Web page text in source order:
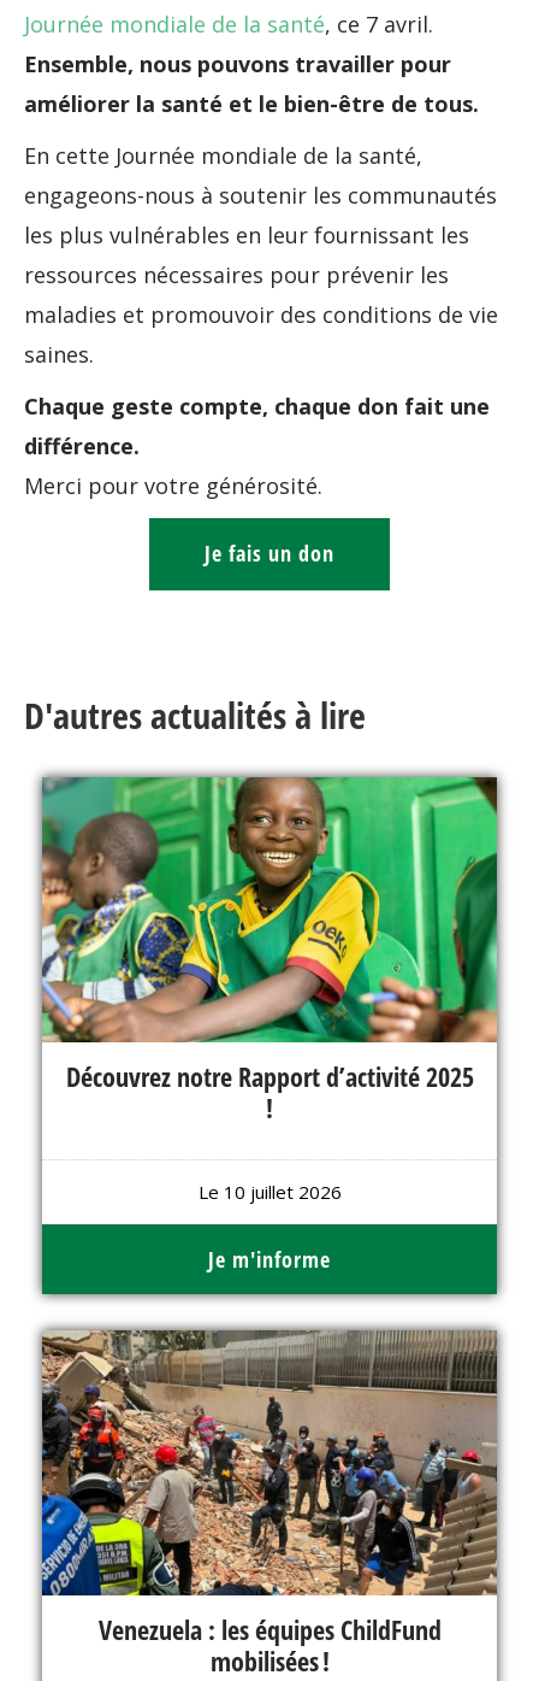
Journée mondiale de la santé, ce 7 avril.
Ensemble, nous pouvons travailler pour
améliorer la santé et le bien-être de tous.
En cette Journée mondiale de la santé,
engageons-nous à soutenir les communautés
les plus vulnérables en leur fournissant les
ressources nécessaires pour prévenir les
maladies et promouvoir des conditions de vie
saines.
Chaque geste compte, chaque don fait une
différence.
Merci pour votre générosité.
Je fais un don
D'autres actualités à lire
Découvrez notre Rapport d’activité 2025
!
Le 10 juillet 2026
Je m'informe
Venezuela : les équipes ChildFund
mobilisées !